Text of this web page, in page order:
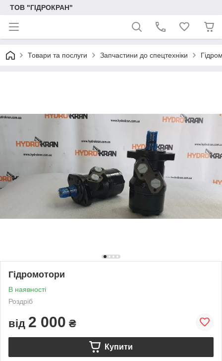
ТОВ "ГІДРОКРАН"
Товари та послуги Запчастини до спецтехніки
Гідромотори
В наявності
Роздріб
від 2 000 ₴
Купити